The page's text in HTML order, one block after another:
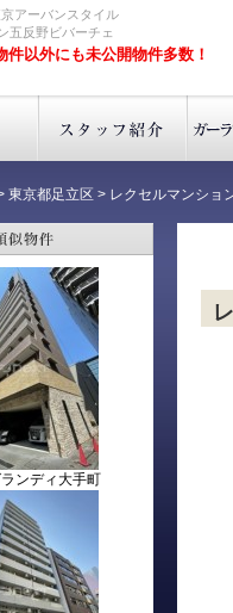
京アーバンスタイル
五反野ビバーチェ
件以外にも未公開物件多数！
東京都足立区 > レクセルマンショ
ンディ大手町